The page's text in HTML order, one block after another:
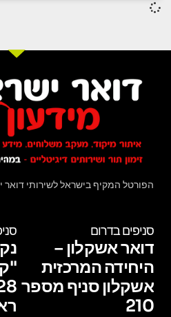
הפורטל המקיף בישראל לשירותי דואר
סניפים בדרום
דואר אשקלון –
היחידה המרכזית
אשקלון סניף מספר
210